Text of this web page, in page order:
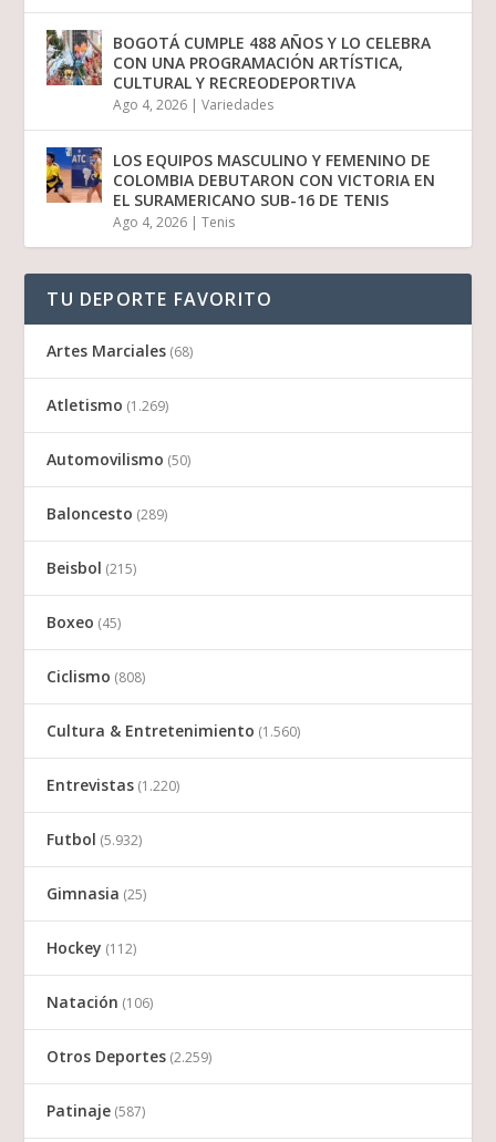
BOGOTÁ CUMPLE 488 AÑOS Y LO CELEBRA
CON UNA PROGRAMACIÓN ARTÍSTICA,
CULTURAL Y RECREODEPORTIVA
Ago 4, 2026 |Variedades
LOS EQUIPOS MASCULINO Y FEMENINO DE
COLOMBIA DEBUTARON CON VICTORIA EN
EL SURAMERICANO SUB-16 DE TENIS
Ago 4, 2026 |Tenis
TU DEPORTE FAVORITO
Artes Marciales (68)
Atletismo (1.269)
Automovilismo (50)
Baloncesto (289)
Beisbol (215)
Boxeo (45)
Ciclismo (808)
Cultura & Entretenimiento (1.560)
Entrevistas (1.220)
Futbol (5.932)
Gimnasia (25)
Hockey (112)
Natación (106)
Otros Deportes (2.259)
Patinaje (587)